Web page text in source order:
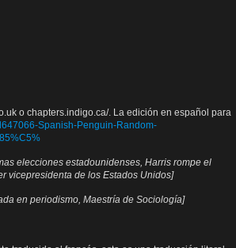
o chapters.indigo.ca/. La edición en español para
Spanish-Penguin-Random-
elecciones estadounidenses, Harris rompe el
vicepresidenta de los Estados Unidos]
en periodismo, Maestría de Sociología]